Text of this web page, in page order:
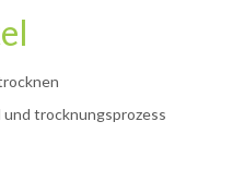
trocknungsprozess